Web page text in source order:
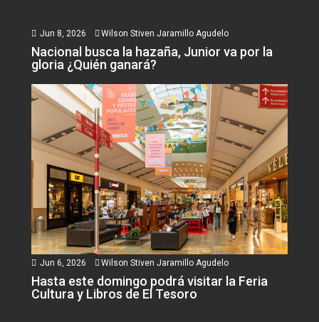
Jun 8, 2026 Wilson Stiven Jaramillo Agudelo
Nacional busca la hazaña, Junior va por la
gloria ¿Quién ganará?
Jun 6, 2026 Wilson Stiven Jaramillo Agudelo
Hasta este domingo podrá visitar la Feria
Cultura y Libros de El Tesoro